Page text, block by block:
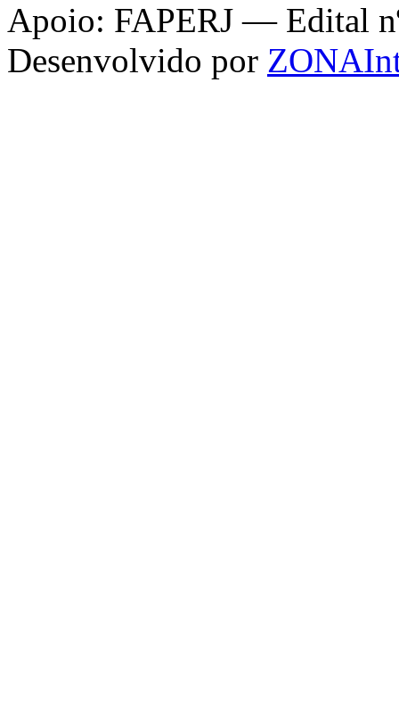
Apoio: FAPERJ — Edital
Desenvolvido por